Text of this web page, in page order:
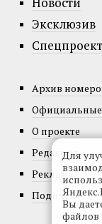
Эксклюзив
Архив
О проекте
Редакция
Реклама
Подписка
Для
Вы
файлов